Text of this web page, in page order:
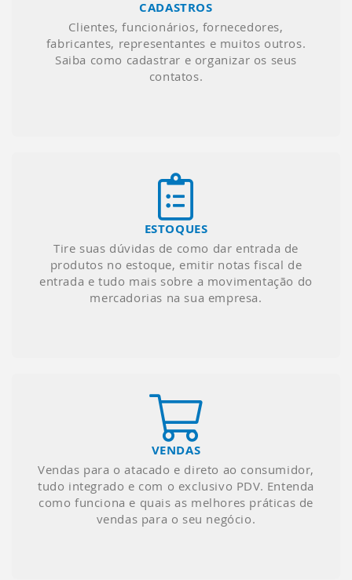
CADASTROS
Clientes, funcionários, fornecedores,
fabricantes, representantes e muitos outros.
Saiba como cadastrar e organizar os seus
contatos.
ESTOQUES
Tire suas dúvidas de como dar entrada de
produtos no estoque, emitir notas fiscal de
entrada e tudo mais sobre a movimentação do
mercadorias na sua empresa.
VENDAS
Vendas para o atacado e direto ao consumidor,
tudo integrado e com o exclusivo PDV. Entenda
como funciona e quais as melhores práticas de
vendas para o seu negócio.